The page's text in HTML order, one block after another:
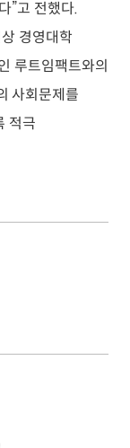
”고 전했다.
경영대학
루트임팩트와의
사회문제를
적극